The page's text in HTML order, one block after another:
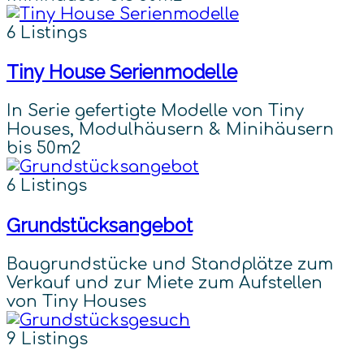
6 Listings
Tiny House Serienmodelle
In Serie gefertigte Modelle von Tiny
Houses, Modulhäusern & Minihäusern
bis 50m2
6 Listings
Grundstücksangebot
Baugrundstücke und Standplätze zum
Verkauf und zur Miete zum Aufstellen
von Tiny Houses
9 Listings